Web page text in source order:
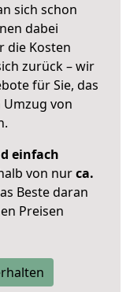
sich schon
dabei
die Kosten
zurück – wir
für Sie, das
von
einfach
von nurca.
Beste daran
Preisen